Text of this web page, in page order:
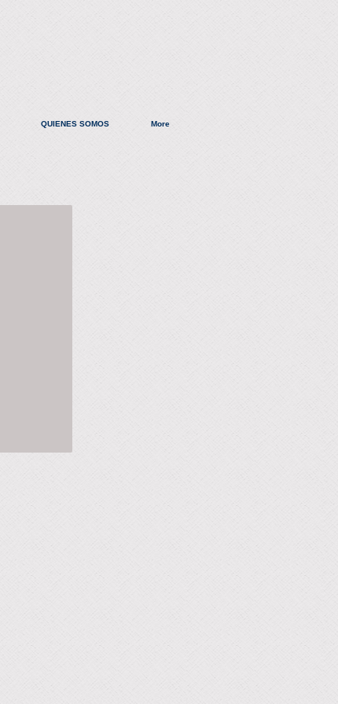
QUIENES SOMOS More